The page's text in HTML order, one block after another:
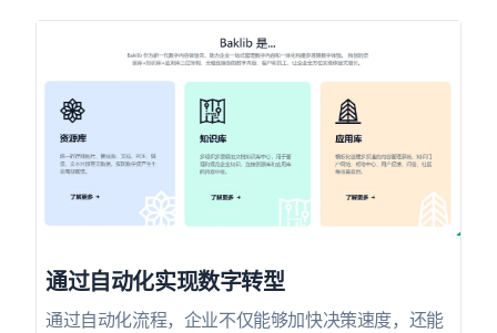
通过自动化实现数字转型
通过自动化流程，企业不仅能够加快决策速度，还能